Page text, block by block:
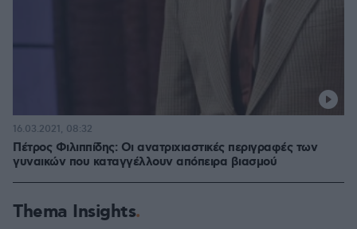
Πέτρος Φιλιππίδης: Οι ανατριχιαστικές περιγραφές των
γυναικών που καταγγέλλουν απόπειρα βιασμού
16.03.2021, 08:32
Thema Insights